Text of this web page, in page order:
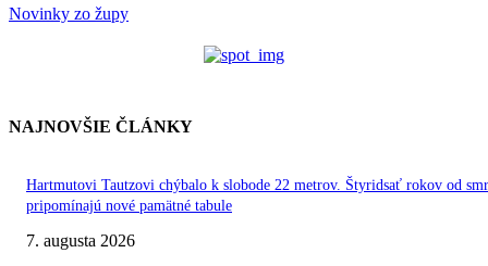
Novinky zo župy
NAJNOVŠIE ČLÁNKY
Hartmutovi Tautzovi chýbalo k slobode 22 metrov. Štyridsať rokov od
pripomínajú nové pamätné tabule
7. augusta 2026